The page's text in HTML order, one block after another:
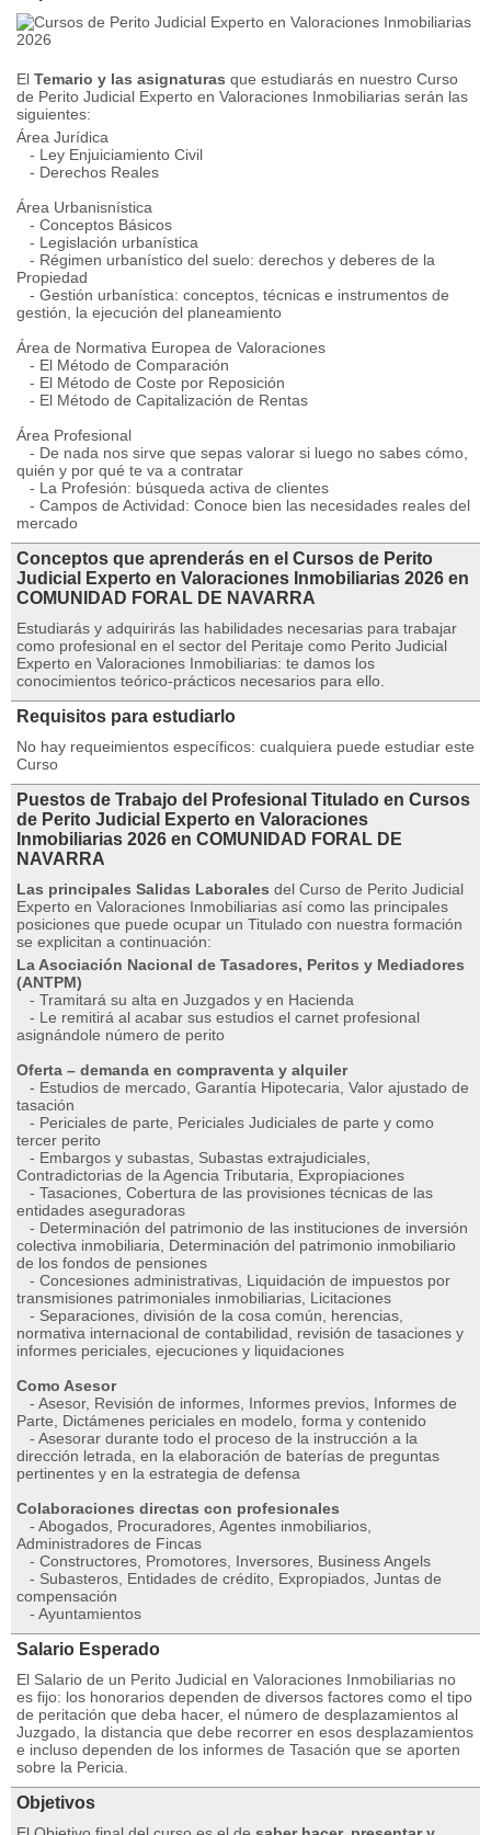
El Temario y las asignaturas que estudiarás en nuestro Curso
de Perito Judicial Experto en Valoraciones Inmobiliarias serán las
siguientes:
Área Jurídica
- Ley Enjuiciamiento Civil
- Derechos Reales
Área Urbanisnística
- Conceptos Básicos
- Legislación urbanística
- Régimen urbanístico del suelo: derechos y deberes de la
Propiedad
- Gestión urbanística: conceptos, técnicas e instrumentos de
gestión, la ejecución del planeamiento
Área de Normativa Europea de Valoraciones
- El Método de Comparación
- El Método de Coste por Reposición
- El Método de Capitalización de Rentas
Área Profesional
- De nada nos sirve que sepas valorar si luego no sabes cómo,
quién y por qué te va a contratar
- La Profesión: búsqueda activa de clientes
- Campos de Actividad: Conoce bien las necesidades reales del
mercado
Conceptos que aprenderás en el Cursos de Perito
Judicial Experto en Valoraciones Inmobiliarias 2026 en
COMUNIDAD FORAL DE NAVARRA
Estudiarás y adquirirás las habilidades necesarias para trabajar
como profesional en el sector del Peritaje como Perito Judicial
Experto en Valoraciones Inmobiliarias: te damos los
conocimientos teórico-prácticos necesarios para ello.
Requisitos para estudiarlo
No hay requeimientos específicos: cualquiera puede estudiar este
Curso
Puestos de Trabajo del Profesional Titulado en Cursos
de Perito Judicial Experto en Valoraciones
Inmobiliarias 2026 en COMUNIDAD FORAL DE
NAVARRA
Las principales Salidas Laborales del Curso de Perito Judicial
Experto en Valoraciones Inmobiliarias así como las principales
posiciones que puede ocupar un Titulado con nuestra formación
se explicitan a continuación:
La Asociación Nacional de Tasadores, Peritos y Mediadores
(ANTPM)
- Tramitará su alta en Juzgados y en Hacienda
- Le remitirá al acabar sus estudios el carnet profesional
asignándole número de perito
Oferta – demanda en compraventa y alquiler
- Estudios de mercado, Garantía Hipotecaria, Valor ajustado de
tasación
- Periciales de parte, Periciales Judiciales de parte y como
tercer perito
- Embargos y subastas, Subastas extrajudiciales,
Contradictorias de la Agencia Tributaria, Expropiaciones
- Tasaciones, Cobertura de las provisiones técnicas de las
entidades aseguradoras
- Determinación del patrimonio de las instituciones de inversión
colectiva inmobiliaria, Determinación del patrimonio inmobiliario
de los fondos de pensiones
- Concesiones administrativas, Liquidación de impuestos por
transmisiones patrimoniales inmobiliarias, Licitaciones
- Separaciones, división de la cosa común, herencias,
normativa internacional de contabilidad, revisión de tasaciones y
informes periciales, ejecuciones y liquidaciones
Como Asesor
- Asesor, Revisión de informes, Informes previos, Informes de
Parte, Dictámenes periciales en modelo, forma y contenido
- Asesorar durante todo el proceso de la instrucción a la
dirección letrada, en la elaboración de baterías de preguntas
pertinentes y en la estrategia de defensa
Colaboraciones directas con profesionales
- Abogados, Procuradores, Agentes inmobiliarios,
Administradores de Fincas
- Constructores, Promotores, Inversores, Business Angels
- Subasteros, Entidades de crédito, Expropiados, Juntas de
compensación
- Ayuntamientos
Salario Esperado
El Salario de un Perito Judicial en Valoraciones Inmobiliarias no
es fijo: los honorarios dependen de diversos factores como el tipo
de peritación que deba hacer, el número de desplazamientos al
Juzgado, la distancia que debe recorrer en esos desplazamientos
e incluso dependen de los informes de Tasación que se aporten
sobre la Pericia.
Objetivos